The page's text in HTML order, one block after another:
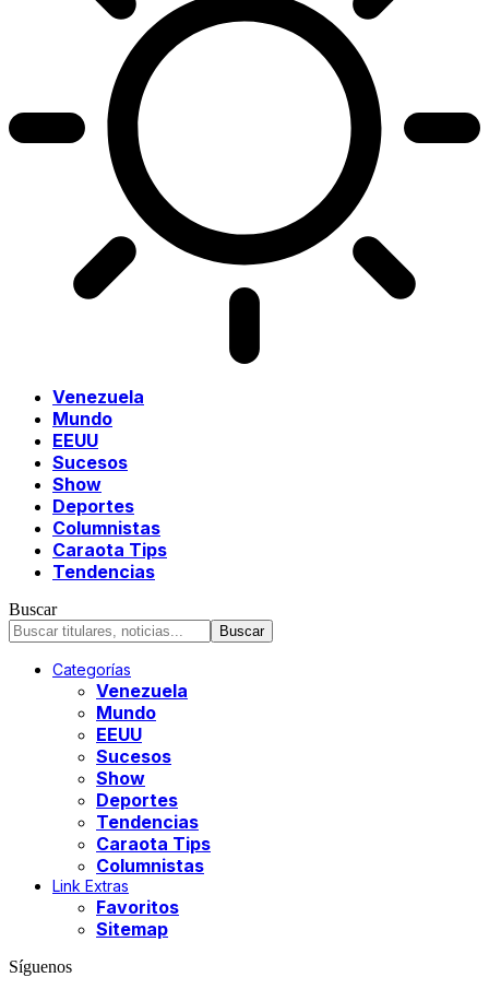
Venezuela
Mundo
EEUU
Sucesos
Show
Deportes
Columnistas
Caraota Tips
Tendencias
Buscar
Categorías
Venezuela
Mundo
EEUU
Sucesos
Show
Deportes
Tendencias
Caraota Tips
Columnistas
Link Extras
Favoritos
Sitemap
Síguenos